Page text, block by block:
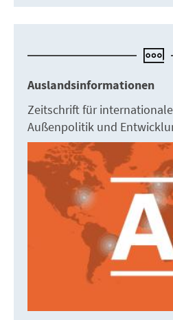
Auslandsinformationen
Zeitschrift für
Außenpolitik und